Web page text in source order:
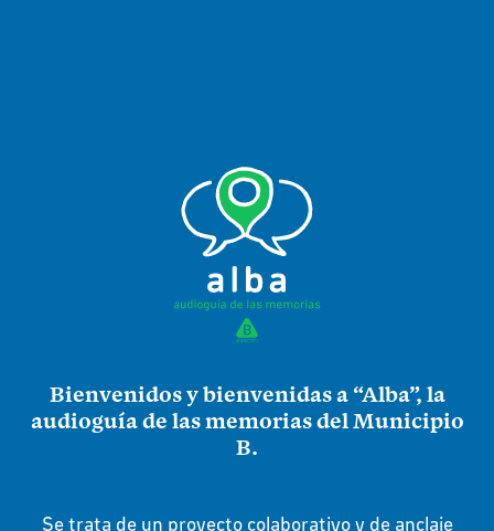
Bienvenidos y bienvenidas a “Alba”, la
audioguía de las memorias del Municipio
B.
Se trata de un proyecto colaborativo y de anclaje